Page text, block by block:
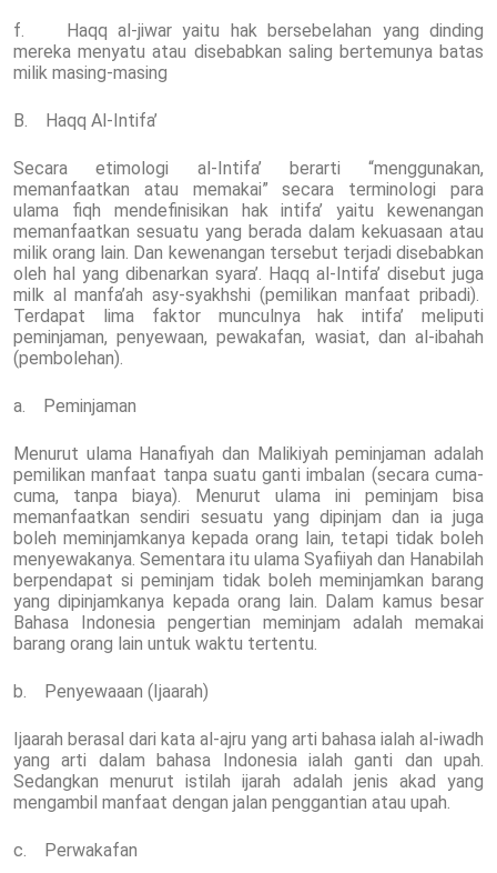
f. Haqq al-jiwar yaitu hak bersebelahan yang dinding
mereka menyatu atau disebabkan saling bertemunya batas
milik masing-masing
B. Haqq Al-Intifa’
Secara etimologi al-Intifa’ berarti “menggunakan,
memanfaatkan atau memakai” secara terminologi para
ulama fiqh mendefinisikan hak intifa’ yaitu kewenangan
memanfaatkan sesuatu yang berada dalam kekuasaan atau
milik orang lain. Dan kewenangan tersebut terjadi disebabkan
oleh hal yang dibenarkan syara’. Haqq al-Intifa’ disebut juga
milk al manfa’ah asy-syakhshi (pemilikan manfaat pribadi).
Terdapat lima faktor munculnya hak intifa’ meliputi
peminjaman, penyewaan, pewakafan, wasiat, dan al-ibahah
(pembolehan).
a. Peminjaman
Menurut ulama Hanafiyah dan Malikiyah peminjaman adalah
pemilikan manfaat tanpa suatu ganti imbalan (secara cuma-
cuma, tanpa biaya). Menurut ulama ini peminjam bisa
memanfaatkan sendiri sesuatu yang dipinjam dan ia juga
boleh meminjamkanya kepada orang lain, tetapi tidak boleh
menyewakanya. Sementara itu ulama Syafiiyah dan Hanabilah
berpendapat si peminjam tidak boleh meminjamkan barang
yang dipinjamkanya kepada orang lain. Dalam kamus besar
Bahasa Indonesia pengertian meminjam adalah memakai
barang orang lain untuk waktu tertentu.
b. Penyewaaan (Ijaarah)
Ijaarah berasal dari kata al-ajru yang arti bahasa ialah al-iwadh
yang arti dalam bahasa Indonesia ialah ganti dan upah.
Sedangkan menurut istilah ijarah adalah jenis akad yang
mengambil manfaat dengan jalan penggantian atau upah.
c. Perwakafan